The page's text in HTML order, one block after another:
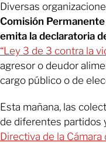
Diversas
Comisión Permanente
emita la declaratoria
“Ley 3 de 3 contra la
agresor o deudor
cargo público o de
Esta mañana, las
de diferentes partidos
Directiva de la